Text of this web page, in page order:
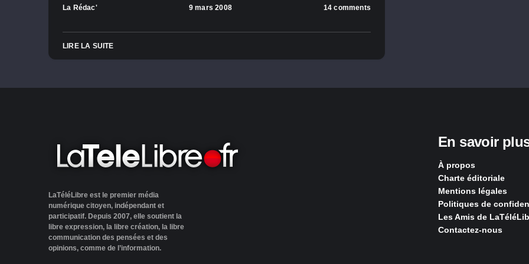
La Rédac' 9 mars 2008 14 comments
LIRE LA SUITE
LaTéléLibre est le premier média
numérique citoyen, indépendant et
participatif. Depuis 2007, elle soutient la
libre expression, la libre création, la libre
communication des pensées et des
opinions, comme de l’information.
En savoir
À propos
Charte éditoriale
Mentions légales
Politiques de
Les Amis de
Contactez-nous